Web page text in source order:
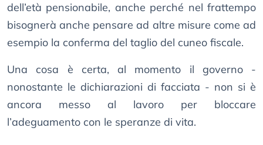
dell’età pensionabile, anche perché nel frattempo
bisognerà anche pensare ad altre misure come ad
esempio la conferma del taglio del cuneo fiscale.
Una cosa è certa, al momento il governo -
nonostante le dichiarazioni di facciata - non si è
ancora messo al lavoro per bloccare
l’adeguamento con le speranze di vita.